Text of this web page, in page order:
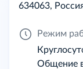
634063,
Режим
Общение